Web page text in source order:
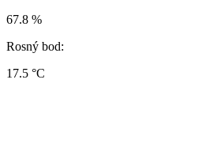
67.8 %
Rosný bod:
17.5 °C